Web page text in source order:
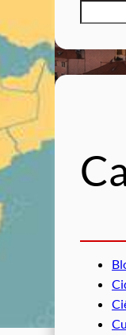
s
q
a